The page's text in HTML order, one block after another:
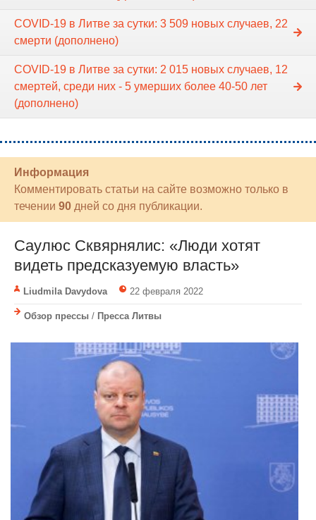
COVID-19 в Литве за сутки: 3 509 новых случаев, 22
смерти (дополнено)
COVID-19 в Литве за сутки: 2 015 новых случаев, 12
смертей, среди них - 5 умерших более 40-50 лет
(дополнено)
Информация
Комментировать статьи на сайте возможно только в
течении 90 дней со дня публикации.
Саулюс Сквярнялис: «Люди хотят
видеть предсказуемую власть»
Liudmila Davydova 22 февраля 2022
Обзор прессы / Пресса Литвы